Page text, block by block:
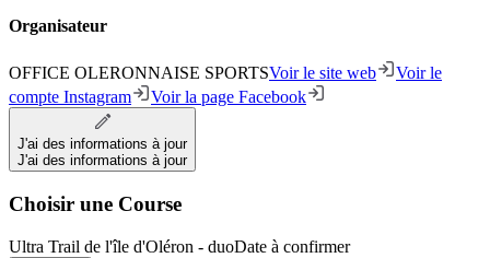
Organisateur
OFFICE OLERONNAISE SPORTSVoir le site web
Voir le
compte Instagram
Voir la page Facebook
J'ai des informations à jour
J'ai des informations à jour
Choisir une Course
Ultra Trail de l'île d'Oléron - duoDate à confirmer